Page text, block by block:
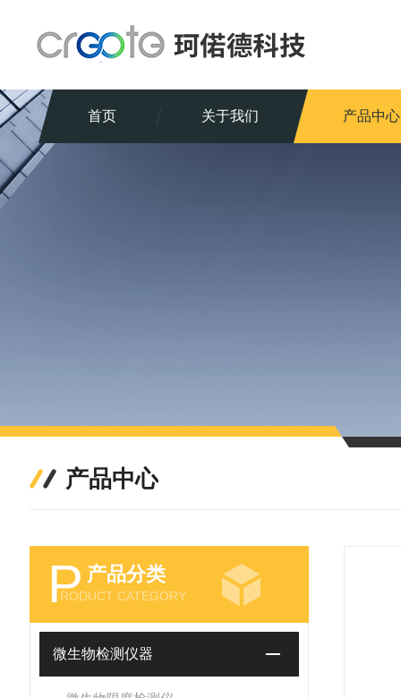
首页 关于我们 产品中心
产品中心
P 产品分类
RODUCT CATEGORY
微生物检测仪器